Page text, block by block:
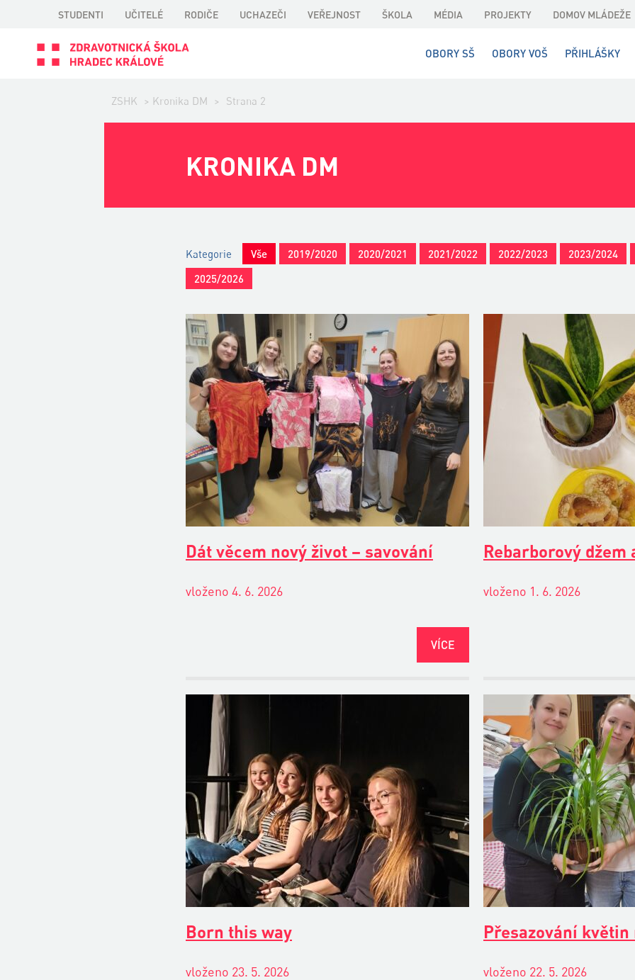
STUDENTI UČITELÉ RODIČE UCHAZEČI VEŘEJNOST ŠKOLA MÉDIA PROJEKTY DOMOV MLÁDEŽE
OBORY SŠ OBORY VOŠ PŘIHLÁŠKY
ZSHK > Kronika DM > Strana 2
KRONIKA DM
Kategorie Vše 2019/2020 2020/2021 2021/2022 2022/2023
2023/2024
2025/2026
Dát věcem nový život – savování
vloženo 4. 6. 2026
VÍCE
Rebarborový džem
vloženo 1. 6. 2026
Born this way
vloženo 23. 5. 2026
Přesazování květin
vloženo 22. 5. 2026